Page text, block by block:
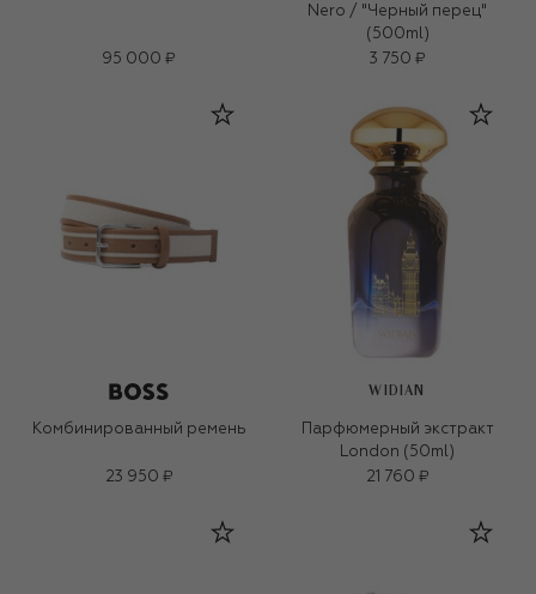
95 000 ₽
Nero / "Черный перец"
(500ml)
3 750 ₽
Комбинированный ремень
23 950 ₽
WIDIAN
Парфюмерный экстракт
London (50ml)
21 760 ₽